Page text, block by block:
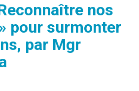
nos
pour surmonter
par Mgr